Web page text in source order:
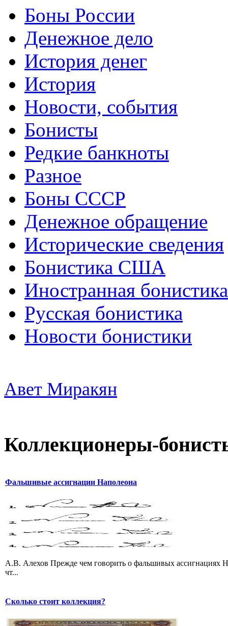
Боны России
Денежное дело
История денег
История
Новости, события
Бонисты
Редкие банкноты
Разное
Боны СССР
Денежное обращение
Исторические сведения
Бонистика США
Иностранная бонистика
Русская бонистика
Новости бонистики
Авет Миракян
Коллекционеры-
Фальшивые ассигнации Наполеона
А.В. Алехов Прежде чем говорить о фальшивых ассигнациях
чт...
Сколько стоит коллекция?